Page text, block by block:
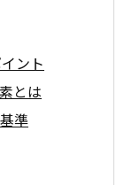
ント
とは
準